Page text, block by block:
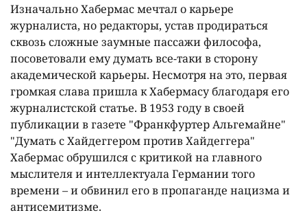
Изначально Хабермас мечтал о карьере
журналиста, но редакторы, устав продираться
сквозь сложные заумные пассажи философа,
посоветовали ему думать все-таки в сторону
академической карьеры. Несмотря на это, первая
громкая слава пришла к Хабермасу благодаря его
журналистской статье. В 1953 году в своей
публикации в газете "Франкфуртер Альгемайне"
"Думать с Хайдеггером против Хайдеггера"
Хабермас обрушился с критикой на главного
мыслителя и интеллектуала Германии того
времени – и обвинил его в пропаганде нацизма и
антисемитизме.